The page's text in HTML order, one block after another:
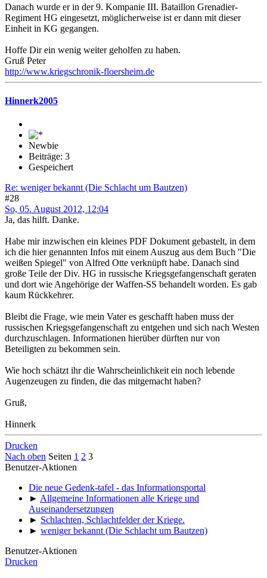
Danach wurde er in der 9. Kompanie III. Bataillon Grenadier-
Regiment HG eingesetzt, möglicherweise ist er dann mit dieser
Einheit in KG gegangen.
Hoffe Dir ein wenig weiter geholfen zu haben.
Gruß Peter
http://www.kriegschronik-floersheim.de
Hinnerk2005
Newbie
Beiträge: 3
Gespeichert
Re: weniger bekannt (Die Schlacht um Bautzen)
#28
So, 05. August 2012, 12:04
Ja, das hilft. Danke.
Habe mir inzwischen ein kleines PDF Dokument gebastelt, in dem
ich die hier genannten Infos mit einem Auszug aus dem Buch "Die
weißen Spiegel" von Alfred Otte verknüpft habe. Danach sind
große Teile der Div. HG in russische Kriegsgefangenschaft geraten
und dort wie Angehörige der Waffen-SS behandelt worden. Es gab
kaum Rückkehrer.
Bleibt die Frage, wie mein Vater es geschafft haben muss der
russischen Kriegsgefangenschaft zu entgehen und sich nach Westen
durchzuschlagen. Informationen hierüber dürften nur von
Beteiligten zu bekommen sein.
Wie hoch schätzt ihr die Wahrscheinlichkeit ein noch lebende
Augenzeugen zu finden, die das mitgemacht haben?
Gruß,
Hinnerk
Drucken
Nach oben Seiten 1 2 3
Benutzer-Aktionen
Die neue Gedenk-tafel - das Informationsportal
► Allgemeine Informationen alle Kriege und
Auseinandersetzungen
► Schlachten, Schlachtfelder der Kriege.
► weniger bekannt (Die Schlacht um Bautzen)
Benutzer-Aktionen
Drucken